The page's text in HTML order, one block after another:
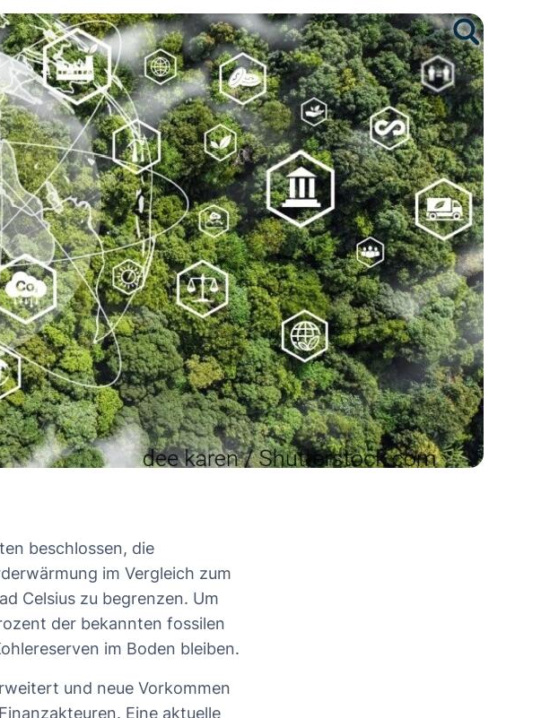
beschlossen, die
im Vergleich zum
Celsius zu begrenzen. Um
der bekannten fossilen
im Boden bleiben.
und neue Vorkommen
Eine aktuelle